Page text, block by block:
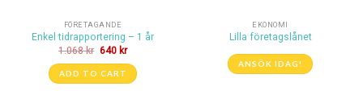
FÖRETAGANDE
Enkel tidrapportering – 1 år
1.068kr 640 kr
ADD TO CART
EKONOMI
Lilla företagslånet
ANSÖK IDAG!